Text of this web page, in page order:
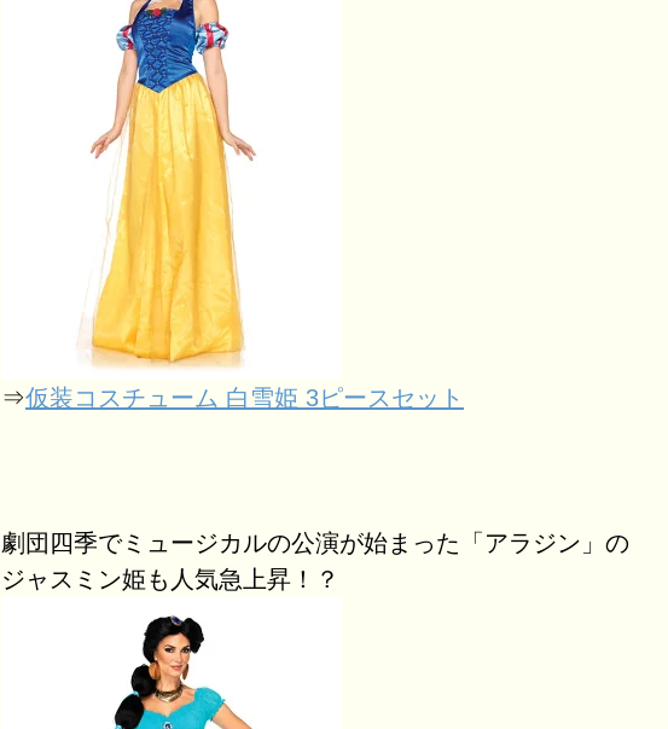
⇒仮装コスチューム 白雪姫 3ピースセット
劇団四季でミュージカルの公演が始まった「アラジン」の
ジャスミン姫も人気急上昇！？